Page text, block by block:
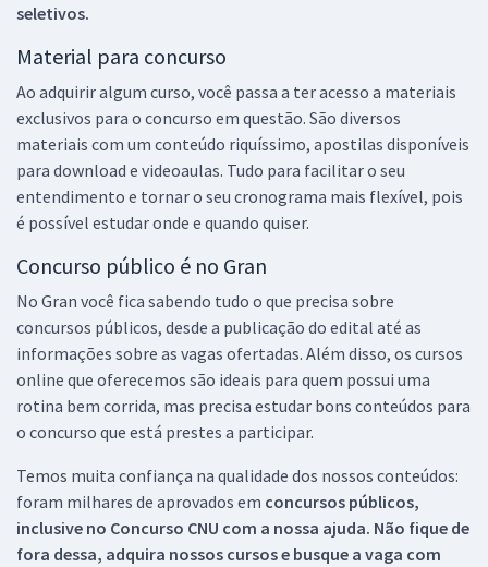
seletivos.
Material para concurso
Ao adquirir algum curso, você passa a ter acesso a materiais
exclusivos para o concurso em questão. São diversos
materiais com um conteúdo riquíssimo, apostilas disponíveis
para download e videoaulas. Tudo para facilitar o seu
entendimento e tornar o seu cronograma mais flexível, pois
é possível estudar onde e quando quiser.
Concurso público é no Gran
No Gran você fica sabendo tudo o que precisa sobre
concursos públicos, desde a publicação do edital até as
informações sobre as vagas ofertadas. Além disso, os cursos
online que oferecemos são ideais para quem possui uma
rotina bem corrida, mas precisa estudar bons conteúdos para
o concurso que está prestes a participar.
Temos muita confiança na qualidade dos nossos conteúdos:
foram milhares de aprovados em concursos públicos,
inclusive no Concurso CNU com a nossa ajuda. Não fique de
fora dessa, adquira nossos cursos e busque a vaga com